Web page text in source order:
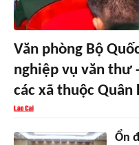
Văn phòng Bộ
nghiệp vụ văn thư
các xã thuộc Quân
Ổn